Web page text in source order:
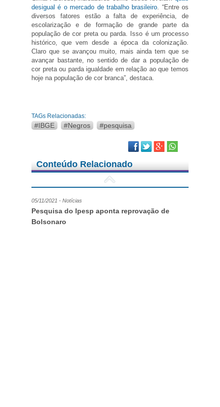
desigual é o mercado de trabalho brasileiro . “Entre os
diversos fatores estão a falta de experiência, de
escolarização e de formação de grande parte da
população de cor preta ou parda. Isso é um processo
histórico, que vem desde a época da colonização.
Claro que se avançou muito, mais ainda tem que se
avançar bastante, no sentido de dar a população de
cor preta ou parda igualdade em relação ao que temos
hoje na população de cor branca”, destaca.
TAGs Relacionadas:
#IBGE #Negros #pesquisa
Facebook
TwitterGoogle Plus
Conteúdo Relacionado
05/11/2021 - Notícias
Pesquisa do Ipesp aponta reprovação de
Bolsonaro